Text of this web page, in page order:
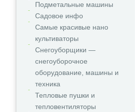
Подметальные машины
Садовое инфо
Самые красивые нано
культиваторы
Снегоуборщики —
снегоуборочное
оборудование, машины и
техника
Тепловые пушки и
тепловентиляторы